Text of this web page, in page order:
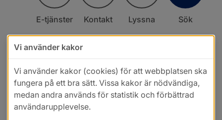
E-tjänster Kontakt Lyssna Sök
Vi använder kakor
Vi använder kakor (cookies) för att webbplatsen ska
fungera på ett bra sätt. Vissa kakor är nödvändiga,
medan andra används för statistik och förbättrad
användarupplevelse.